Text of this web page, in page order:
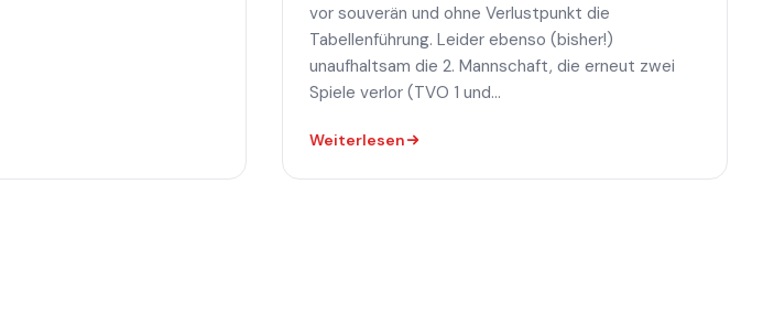
vor souverän und ohne Verlustpunkt die
Tabellenführung. Leider ebenso (bisher!)
unaufhaltsam die 2. Mannschaft, die erneut zwei
Spiele verlor (TVO 1 und...
Weiterlesen